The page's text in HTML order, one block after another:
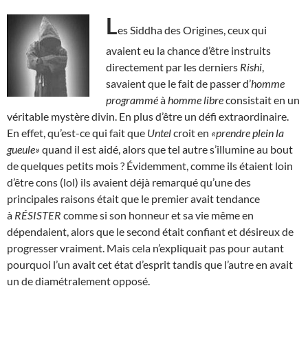
Les Siddha des Origines, ceux qui
avaient eu la chance d’être instruits
directement par les derniers Rishi
savaient que le fait de passer d’homme
programméà homme libreconsistait en un
véritable mystère divin. En plus d’être un défi extraordinaire.
En effet, qu’est-ce qui fait que Untelcroit en «prendre plein la
gueule» quand il est aidé, alors que tel autre s’illumine au bout
de quelques petits mois ? Évidemment, comme ils étaient loin
d’être cons (lol) ils avaient déjà remarqué qu’une des
principales raisons était que le premier avait tendance
à RÉSISTER comme si son honneur et sa vie même en
dépendaient, alors que le second était confiant et désireux de
progresser vraiment. Mais cela n’expliquait pas pour autant
pourquoi l’un avait cet état d’esprit tandis que l’autre en avait
un de diamétralement opposé.